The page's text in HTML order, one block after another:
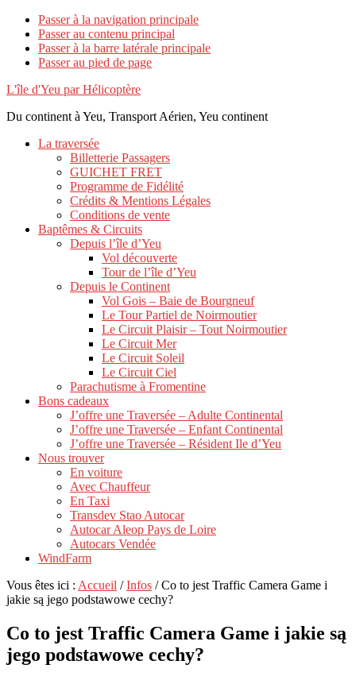
Passer à la navigation principale
Passer au contenu principal
Passer à la barre latérale principale
Passer au pied de page
L'île d'Yeu par Hélicoptère
Du continent à Yeu, Transport Aérien, Yeu continent
La traversée
Billetterie Passagers
GUICHET FRET
Programme de Fidélité
Crédits & Mentions Légales
Conditions de vente
Baptêmes & Circuits
Depuis l’île d’Yeu
Vol découverte
Tour de l’île d’Yeu
Depuis le Continent
Vol Gois – Baie de Bourgneuf
Le Tour Partiel de Noirmoutier
Le Circuit Plaisir – Tout Noirmoutier
Le Circuit Mer
Le Circuit Soleil
Le Circuit Ciel
Parachutisme à Fromentine
Bons cadeaux
J’offre une Traversée – Adulte Continental
J’offre une Traversée – Enfant Continental
J’offre une Traversée – Résident Ile d’Yeu
Nous trouver
En voiture
Avec Chauffeur
En Taxi
Transdev Stao Autocar
Autocar Aleop Pays de Loire
Autocars Vendée
WindFarm
Vous êtes ici : Accueil / Infos /Co to jest Traffic Camera Game i
jakie są jego podstawowe cechy?
Co to jest Traffic Camera Game i jakie są
jego podstawowe cechy?